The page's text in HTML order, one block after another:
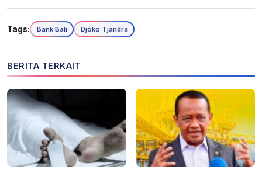
Tags: Bank Bali Djoko Tjandra
BERITA TERKAIT